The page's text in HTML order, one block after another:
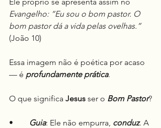
Evangelho: “Eu sou o bom pastor. O
bom pastor dá a vida pelas ovelhas.”
(João 10)
Essa imagem não é poética por acaso
— é profundamente prática.
O que significa Jesus ser o Bom Pastor?
Guia: Ele não empurra, conduz. A